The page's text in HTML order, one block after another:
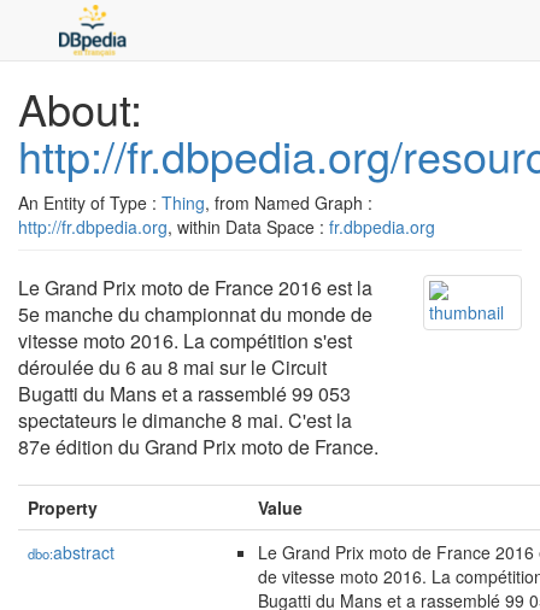
About:
http://fr.dbpedia.org/
An Entity of Type : Thing, from Named Graph :
http://fr.dbpedia.org, within Data Space : fr.dbpedia.org
Le Grand Prix moto de France 2016 est la
5e manche du championnat du monde de
vitesse moto 2016. La compétition s'est
déroulée du 6 au 8 mai sur le Circuit
Bugatti du Mans et a rassemblé 99 053
spectateurs le dimanche 8 mai. C'est la
87e édition du Grand Prix moto de France.
Property Value
dbo:abstract
Le Grand Prix moto de France
de vitesse moto 2016. La
Bugatti du Mans et a rassemblé 99